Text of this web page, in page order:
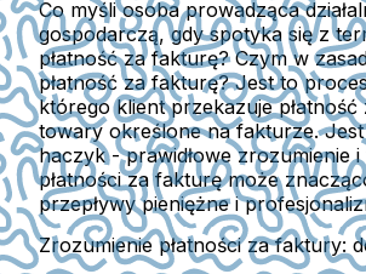
Co myśli osoba prowadząca
gospodarczą, gdy spotyka się z
płatność za fakturę? Czym w
płatność za fakturę? Jest to
którego klient przekazuje płatność
towary określone na fakturze.
haczyk - prawidłowe zrozumienie
płatności za fakturę może
przepływy pieniężne i
Zrozumienie płatności za faktury: